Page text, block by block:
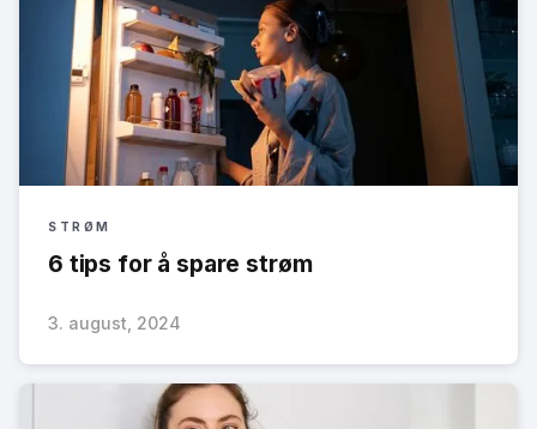
STRØM
6 tips for å spare strøm
3. august, 2024